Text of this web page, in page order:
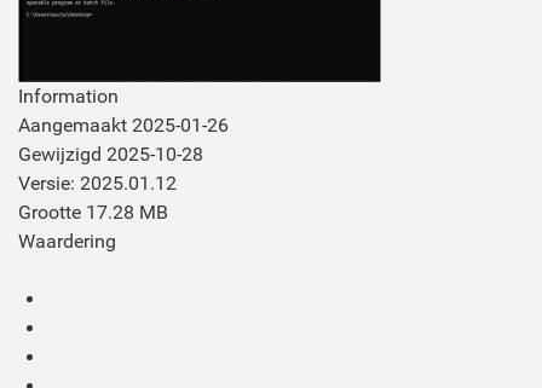
Information
Aangemaakt 2025-01-26
Gewijzigd 2025-10-28
Versie: 2025.01.12
Grootte 17.28 MB
Waardering